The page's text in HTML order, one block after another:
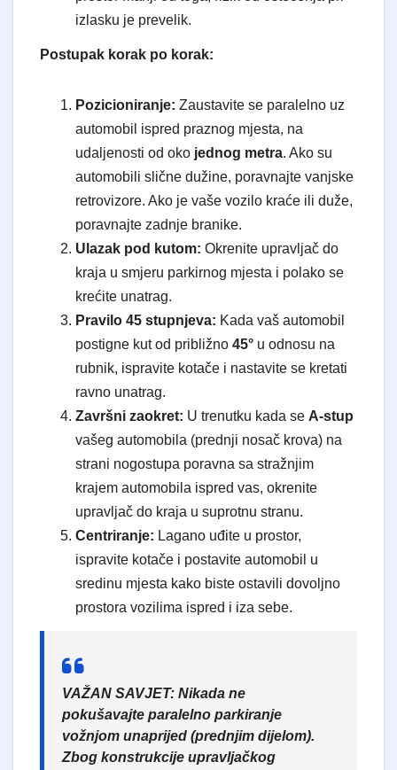
izlasku je prevelik.
Postupak korak po korak:
Pozicioniranje: Zaustavite se paralelno uz
automobil ispred praznog mjesta, na
udaljenosti od oko jednog metra. Ako su
automobili slične dužine, poravnajte vanjske
retrovizore. Ako je vaše vozilo kraće ili duže,
poravnajte zadnje branike.
Ulazak pod kutom: Okrenite upravljač do
kraja u smjeru parkirnog mjesta i polako se
krećite unatrag.
Pravilo 45 stupnjeva: Kada vaš automobil
postigne kut od približno 45° u odnosu na
rubnik, ispravite kotače i nastavite se kretati
ravno unatrag.
Završni zaokret: U trenutku kada se A-stup
vašeg automobila (prednji nosač krova) na
strani nogostupa poravna sa stražnjim
krajem automobila ispred vas, okrenite
upravljač do kraja u suprotnu stranu.
Centriranje: Lagano uđite u prostor,
ispravite kotače i postavite automobil u
sredinu mjesta kako biste ostavili dovoljno
prostora vozilima ispred i iza sebe.
VAŽAN SAVJET: Nikada ne
pokušavajte paralelno parkiranje
vožnjom unaprijed (prednjim dijelom).
Zbog konstrukcije upravljačkog